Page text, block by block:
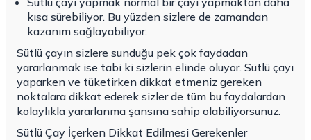
kısa sürebiliyor. Bu yüzden sizlere de zamandan
kazanım sağlayabiliyor.
Sütlü çayın sizlere sunduğu pek çok faydadan
yararlanmak ise tabi ki sizlerin elinde oluyor. Sütlü çayı
yaparken ve tüketirken dikkat etmeniz gereken
noktalara dikkat ederek sizler de tüm bu faydalardan
kolaylıkla yararlanma şansına sahip olabiliyorsunuz.
Sütlü Çay İçerken Dikkat Edilmesi Gerekenler